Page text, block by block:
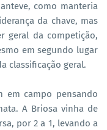
como manteria
da chave, mas
geral da competição,
em segundo lugar
classificação geral.
em campo pensando
A Briosa vinha de
por 2 a 1, levando a